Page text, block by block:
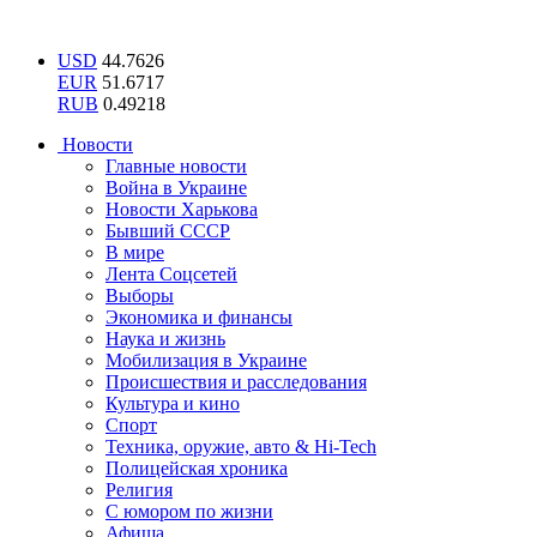
USD 44.7626
EUR 51.6717
RUB 0.49218
Новости
Главные новости
Война в Украине
Новости Харькова
Бывший СССР
В мире
Лента Соцсетей
Выборы
Экономика и финансы
Наука и жизнь
Мобилизация в Украине
Происшествия и расследования
Культура и кино
Спорт
Техника, оружие, авто & Hi-Tech
Полицейская хроника
Религия
С юмором по жизни
Афиша